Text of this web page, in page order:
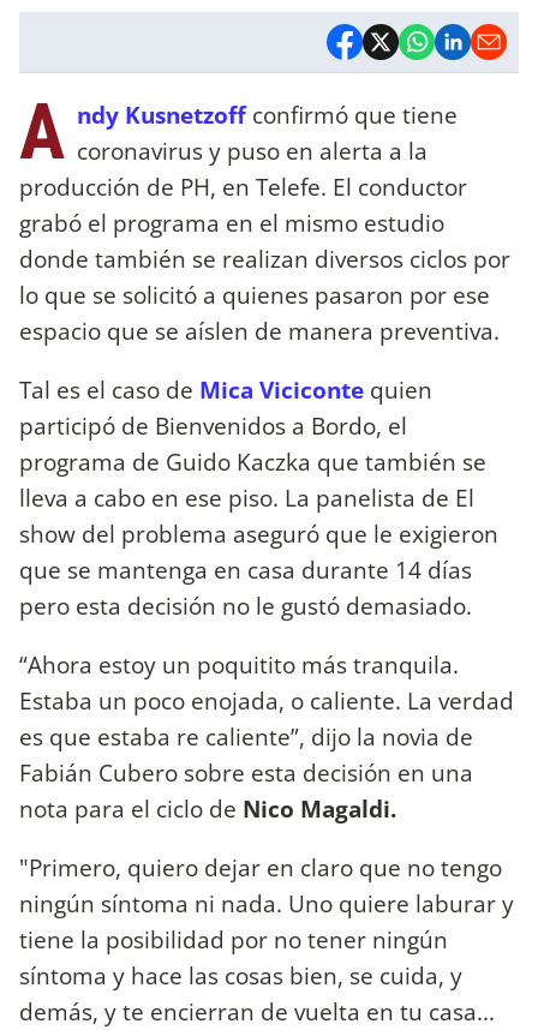
A ndy Kusnetzoffconfirmó que tiene
coronavirus y puso en alerta a la
producción de PH, en Telefe. El conductor
grabó el programa en el mismo estudio
donde también se realizan diversos ciclos por
lo que se solicitó a quienes pasaron por ese
espacio que se aíslen de manera preventiva.
Tal es el caso de Mica Viciconte quien
participó de Bienvenidos a Bordo, el
programa de Guido Kaczka que también se
lleva a cabo en ese piso. La panelista de El
show del problema aseguró que le exigieron
que se mantenga en casa durante 14 días
pero esta decisión no le gustó demasiado.
“Ahora estoy un poquitito más tranquila.
Estaba un poco enojada, o caliente. La verdad
es que estaba re caliente”, dijo la novia de
Fabián Cubero sobre esta decisión en una
nota para el ciclo de Nico Magaldi.
"Primero, quiero dejar en claro que no tengo
ningún síntoma ni nada. Uno quiere laburar y
tiene la posibilidad por no tener ningún
síntoma y hace las cosas bien, se cuida, y
demás, y te encierran de vuelta en tu casa...